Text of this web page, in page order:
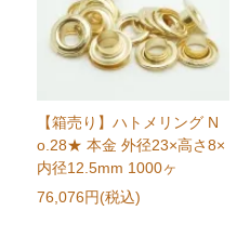
【箱売り】ハトメリング N
o.28★ 本金 外径23×高さ8×
内径12.5mm 1000ヶ
76,076円(税込)